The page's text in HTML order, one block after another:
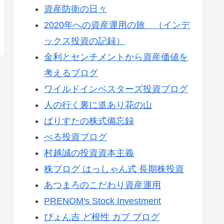
資産防衛の日々
2020年への資産運用の旅 （インデ
ックス投資の記録）
金利とセンチメントから資産価値を
考えるブログ
ワイルドインベスターズ投資ブログ
人の行く裏に道あり花の山
ばりすたの株式備忘録
べる投資ブログ
村越誠の投資資本主義
株ブログ はっしゃん式 長期株投資
あつまろのこだわり資産運用
PRENOM's Stock Investment
ぴょん吉 ど根性 カブ ブログ